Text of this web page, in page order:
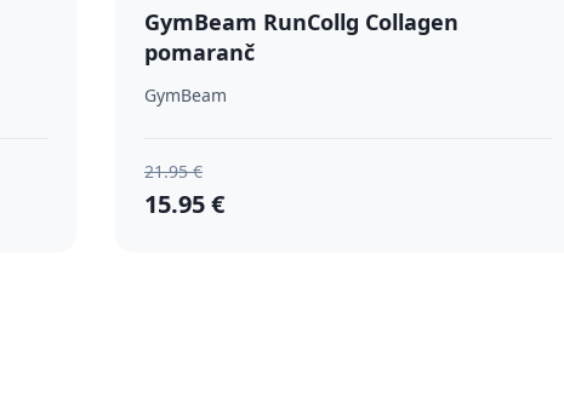
GymBeam RunCollg Collagen
pomaranč
GymBeam
21.95 €
15.95 €